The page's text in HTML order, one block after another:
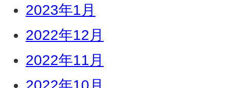
2023年1月
2022年12月
2022年11月